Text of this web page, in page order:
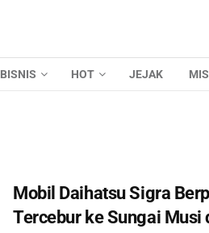
BISNIS HOT JEJAK
Mobil Daihatsu Sigra
Tercebur ke Sungai Musi